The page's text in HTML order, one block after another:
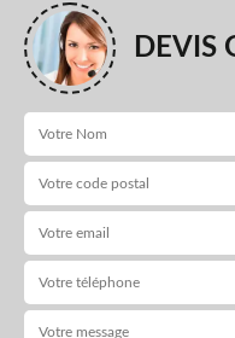
DEVIS